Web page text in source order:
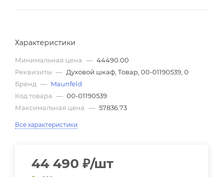
Характеристики
Минимальная цена — 44490.00
Реквизиты — Духовой шкаф, Товар, 00-01190539, 0
Бренд — Maunfeld
Код товара — 00-01190539
Максимальная цена — 57836.73
Все характеристики
44 490 ₽/шт